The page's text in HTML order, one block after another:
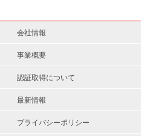
会社情報
事業概要
認証取得について
最新情報
プライバシーポリシー